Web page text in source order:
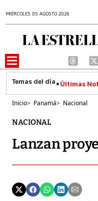
MIÉRCOLES 05 AGOSTO 2026
Últimas
Inicio> Panamá> Nacional
NACIONAL
Lanzan